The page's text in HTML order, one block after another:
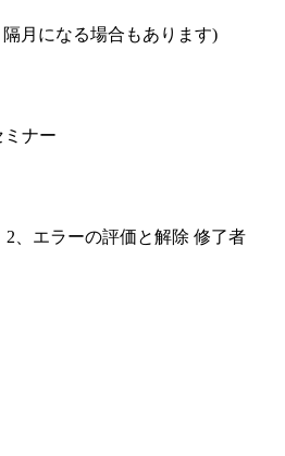
月になる場合もあります)
ミナー
、エラーの評価と解除 修了者